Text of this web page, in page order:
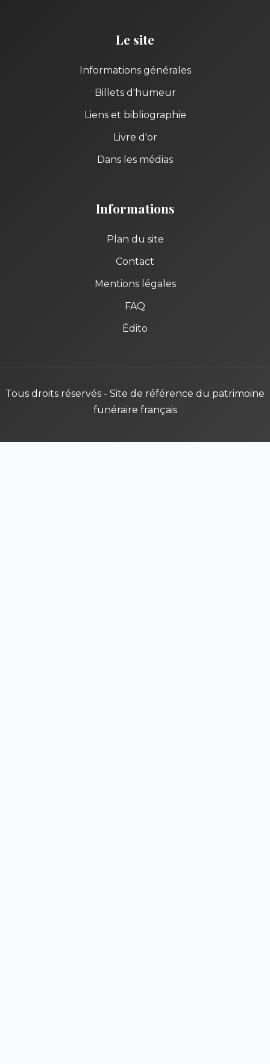
Le site
Informations générales
Billets d'humeur
Liens et bibliographie
Livre d'or
Dans les médias
Informations
Plan du site
Contact
Mentions légales
FAQ
Édito
Tous droits réservés - Site de référence du patrimoine
funéraire français